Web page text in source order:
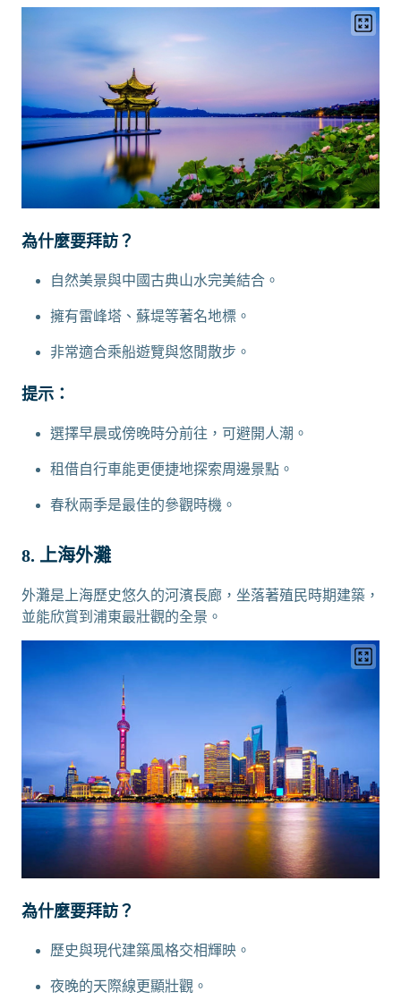
為什麼要拜訪？
自然美景與中國古典山水完美結合。
擁有雷峰塔、蘇堤等著名地標。
非常適合乘船遊覽與悠閒散步。
提示：
選擇早晨或傍晚時分前往，可避開人潮。
租借自行車能更便捷地探索周邊景點。
春秋兩季是最佳的參觀時機。
8. 上海外灘
外灘是上海歷史悠久的河濱長廊，坐落著殖民時期建築，
並能欣賞到浦東最壯觀的全景。
為什麼要拜訪？
歷史與現代建築風格交相輝映。
夜晚的天際線更顯壯觀。